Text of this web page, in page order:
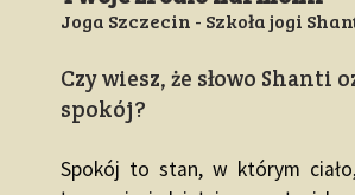
Joga Szczecin - Szkoła jogi
Czy wiesz, że słowo Shanti
spokój?
Spokój to stan, w którym